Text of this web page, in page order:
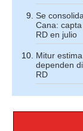
Se
Cana:
RD en julio
Mitur
dependen
RD